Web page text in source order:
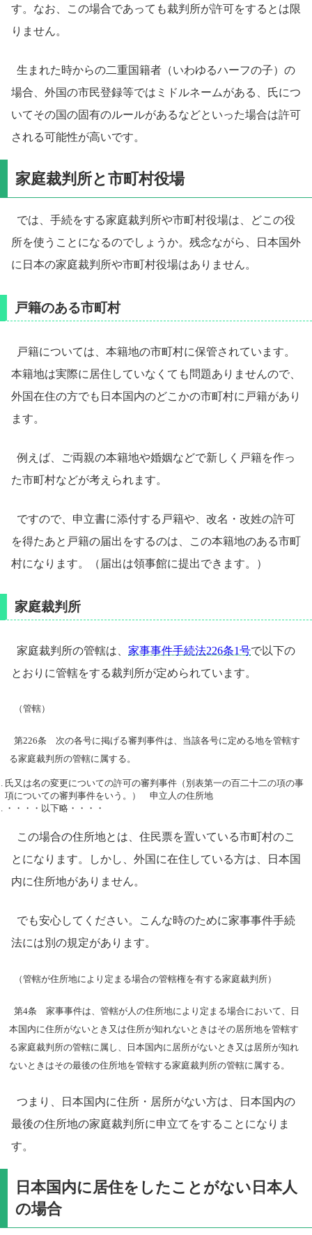
す。なお、この場合であっても裁判所が許可をするとは限
りません。
生まれた時からの二重国籍者（いわゆるハーフの子）の
場合、外国の市民登録等ではミドルネームがある、氏につ
いてその国の固有のルールがあるなどといった場合は許可
される可能性が高いです。
家庭裁判所と市町村役場
では、手続をする家庭裁判所や市町村役場は、どこの役
所を使うことになるのでしょうか。残念ながら、日本国外
に日本の家庭裁判所や市町村役場はありません。
戸籍のある市町村
戸籍については、本籍地の市町村に保管されています。
本籍地は実際に居住していなくても問題ありませんので、
外国在住の方でも日本国内のどこかの市町村に戸籍があり
ます。
例えば、ご両親の本籍地や婚姻などで新しく戸籍を作っ
た市町村などが考えられます。
ですので、申立書に添付する戸籍や、改名・改姓の許可
を得たあと戸籍の届出をするのは、この本籍地のある市町
村になります。（届出は領事館に提出できます。）
家庭裁判所
家庭裁判所の管轄は、 家事事件手続法226条1号で以下の
とおりに管轄をする裁判所が定められています。
（管轄）
第226条 次の各号に掲げる審判事件は、当該各号に定める地を管轄す
る家庭裁判所の管轄に属する。
氏又は名の変更についての許可の審判事件（別表第一の百二十二の項の事
項についての審判事件をいう。） 申立人の住所地
・・・・以下略・・・・
この場合の住所地とは、住民票を置いている市町村のこ
とになります。しかし、外国に在住している方は、日本国
内に住所地がありません。
でも安心してください。こんな時のために家事事件手続
法には別の規定があります。
（管轄が住所地により定まる場合の管轄権を有する家庭裁判所）
第4条 家事事件は、管轄が人の住所地により定まる場合において、日
本国内に住所がないとき又は住所が知れないときはその居所地を管轄す
る家庭裁判所の管轄に属し、日本国内に居所がないとき又は居所が知れ
ないときはその最後の住所地を管轄する家庭裁判所の管轄に属する。
つまり、日本国内に住所・居所がない方は、日本国内の
最後の住所地の家庭裁判所に申立てをすることになりま
す。
日本国内に居住をしたことがない日本人
の場合